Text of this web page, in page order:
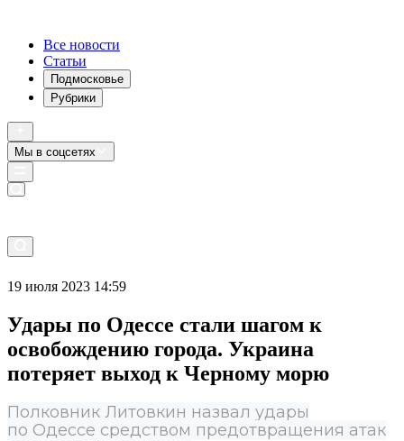
Все новости
Статьи
Подмосковье
Рубрики
Мы в соцсетях
19 июля 2023 14:59
Удары по Одессе стали шагом к
освобождению города. Украина
потеряет выход к Черному морю
Полковник Литовкин назвал удары
по Одессе средством предотвращения атак